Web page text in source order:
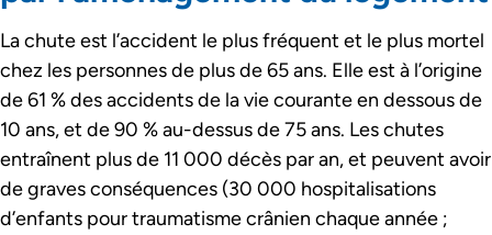
La chute est l’accident le plus fréquent et le plus mortel
chez les personnes de plus de 65 ans. Elle est à l’origine
de 61 % des accidents de la vie courante en dessous de
10 ans, et de 90 % au-dessus de 75 ans. Les chutes
entraînent plus de 11 000 décès par an, et peuvent avoir
de graves conséquences (30 000 hospitalisations
d’enfants pour traumatisme crânien chaque année ;